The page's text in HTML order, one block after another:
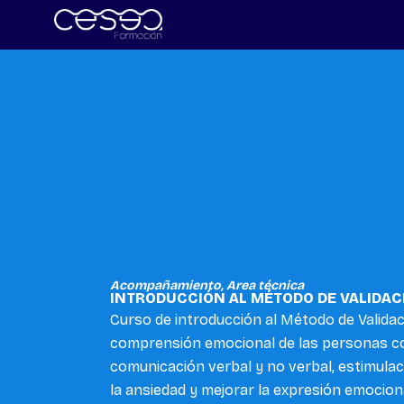
Acompañamiento,Area técnica
INTRODUCCIÓN AL MÉTODO DE
Curso de introducción al Método de
comprensión emocional de las personas
comunicación verbal y no verbal,
la ansiedad y mejorar la expresión